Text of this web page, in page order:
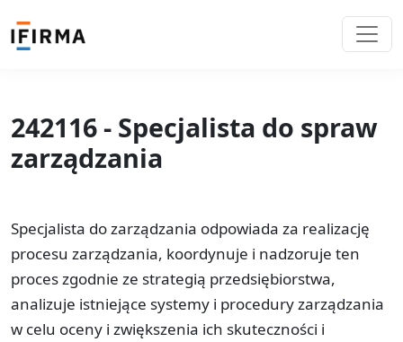
242116 - Specjalista do spraw
zarządzania
Specjalista do zarządzania odpowiada za realizację
procesu zarządzania, koordynuje i nadzoruje ten
proces zgodnie ze strategią przedsiębiorstwa,
analizuje istniejące systemy i procedury zarządzania
w celu oceny i zwiększenia ich skuteczności i